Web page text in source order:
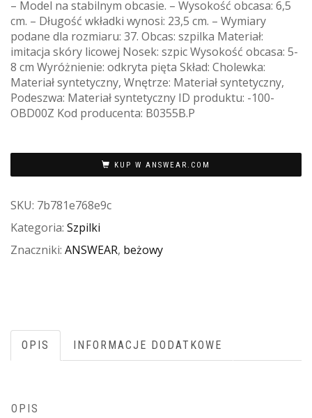
– Model na stabilnym obcasie. – Wysokość obcasa: 6,5
cm. – Długość wkładki wynosi: 23,5 cm. – Wymiary
podane dla rozmiaru: 37. Obcas: szpilka Materiał:
imitacja skóry licowej Nosek: szpic Wysokość obcasa: 5-
8 cm Wyróżnienie: odkryta pięta Skład: Cholewka:
Materiał syntetyczny, Wnętrze: Materiał syntetyczny,
Podeszwa: Materiał syntetyczny ID produktu: -100-
OBD00Z Kod producenta: B0355B.P
KUP W ANSWEAR.COM
SKU: 7b781e768e9c
Kategoria: Szpilki
Znaczniki: ANSWEAR, beżowy
OPIS INFORMACJE DODATKOWE
OPIS